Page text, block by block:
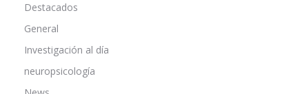
Destacados
General
Investigación al día
neuropsicología